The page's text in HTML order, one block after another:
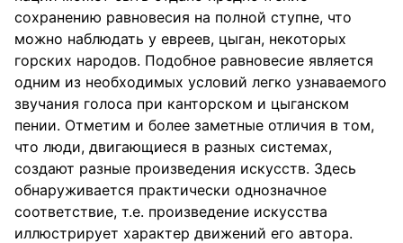
сохранению равновесия на полной ступне, что
можно наблюдать у евреев, цыган, некоторых
горских народов. Подобное равновесие является
одним из необходимых условий легко узнаваемого
звучания голоса при канторском и цыганском
пении. Отметим и более заметные отличия в том,
что люди, двигающиеся в разных системах,
создают разные произведения искусств. Здесь
обнаруживается практически однозначное
соответствие, т.е. произведение искусства
иллюстрирует характер движений его автора.